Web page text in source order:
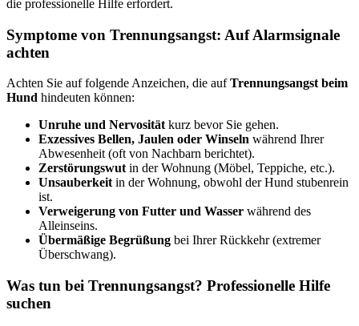
die professionelle Hilfe erfordert.
Symptome von Trennungsangst: Auf Alarmsignale
achten
Achten Sie auf folgende Anzeichen, die aufTrennungsangst beim
Hund hindeuten können:
Unruhe und Nervosität kurz bevor Sie gehen.
Exzessives Bellen, Jaulen oder Winseln während Ihrer
Abwesenheit (oft von Nachbarn berichtet).
Zerstörungswut in der Wohnung (Möbel, Teppiche, etc.).
Unsauberkeit in der Wohnung, obwohl der Hund stubenrein
ist.
Verweigerung von Futter und Wasser während des
Alleinseins.
Übermäßige Begrüßung bei Ihrer Rückkehr (extremer
Überschwang).
Was tun bei Trennungsangst? Professionelle Hilfe
suchen